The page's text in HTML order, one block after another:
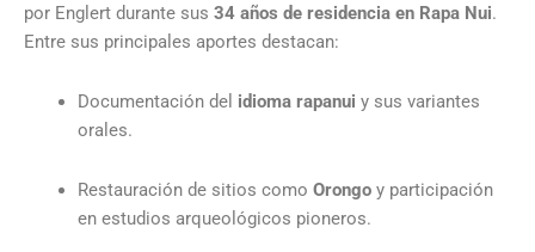
por Englert durante sus 34 años de residencia en Rapa Nui.
Entre sus principales aportes destacan:
Documentación del idioma rapanui y sus variantes
orales.
Restauración de sitios como Orongo y participación
en estudios arqueológicos pioneros.